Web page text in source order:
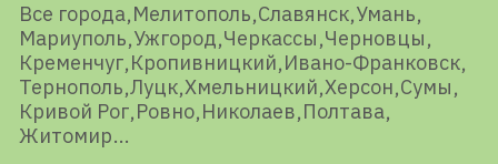
Все города Мелитополь Славянск Умань
Мариуполь Ужгород Черкассы Черновцы
Кременчуг Кропивницкий Ивано-Франковск
Тернополь Луцк Хмельницкий Херсон Сумы
Кривой Рог Ровно Николаев Полтава
Житомир